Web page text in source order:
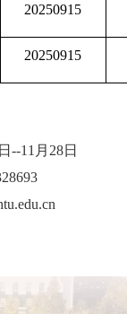
20250915
20250915
日 --1 1 月 28日